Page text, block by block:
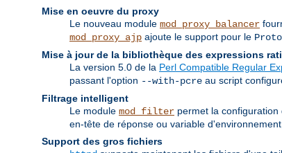
Mise en oeuvre du proxy
Le nouveau module mod_proxy_balancer
mod_proxy_ajp ajoute le support pour le
Mise à jour de la bibliothèque des expressions
La version 5.0 de la Perl Compatible Regular
passant l'option --with-pcre au script
Filtrage intelligent
Le module mod_filter permet la
en-tête de réponse ou variable
Support des gros fichiers